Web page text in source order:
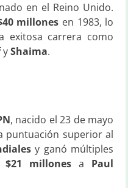
en el Reino Unido.
millones en 1983, lo
exitosa carrera como
yShaima.
, nacido el 23 de mayo
puntuación superior al
y ganó múltiples
$21 millonesa Paul